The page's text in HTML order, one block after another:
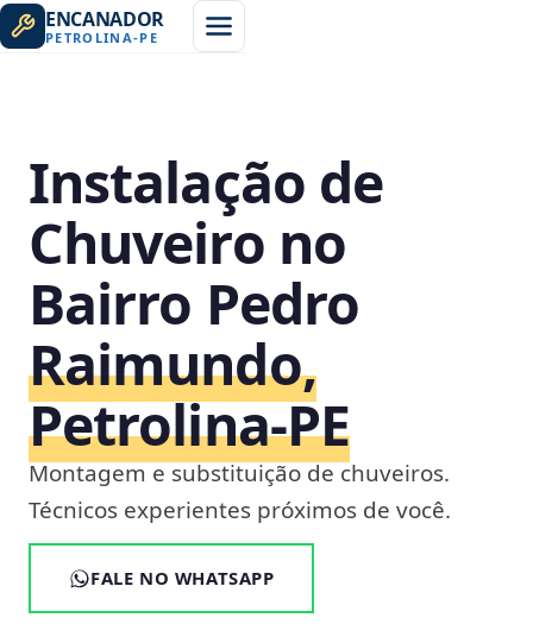
ENCANADOR
PETROLINA-PE
Instalação de
Chuveiro no
Bairro Pedro
Raimundo,
Petrolina‑PE
Montagem e substituição de chuveiros.
Técnicos experientes próximos de você.
FALE NO WHATSAPP